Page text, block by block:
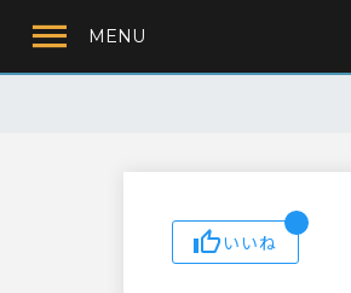
MENU
いいね